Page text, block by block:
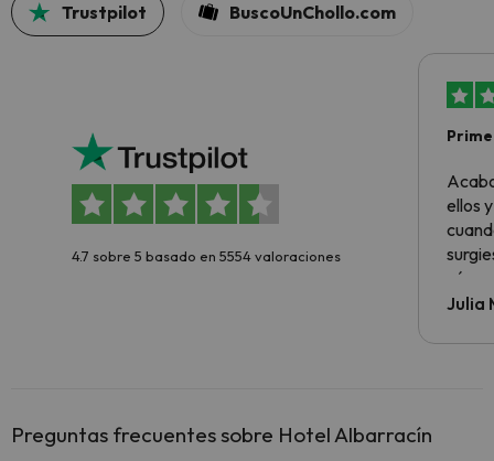
Trustpilot BuscoUnChollo.com
4.7 sobre 5 basado en 5554 valoraciones
ellos
todo
Julia
Preguntas frecuentes sobre Hotel Albarracín